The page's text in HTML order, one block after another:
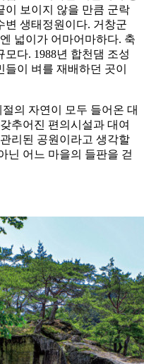
이 보이지 않을 만큼 군락
변 생태정원이다. 거창군
넓이가 어마어마하다. 축
다. 1988년 합천댐 조성
이 벼를 재배하던 곳이
의 자연이 모두 들어온 대
추어진 편의시설과 대여
리된 공원이라고 생각할
닌 어느 마을의 들판을 걷